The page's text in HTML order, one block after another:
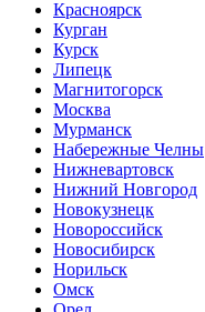
Красноярск
Курган
Курск
Липецк
Магнитогорск
Москва
Мурманск
Набережные Челны
Нижневартовск
Нижний Новгород
Новокузнецк
Новороссийск
Новосибирск
Норильск
Омск